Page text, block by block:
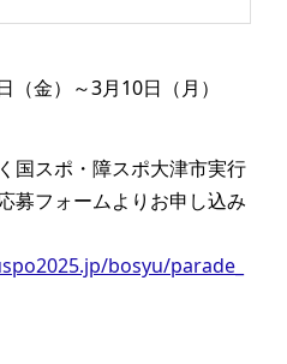
（金）～3月10日（月）
国スポ・障スポ大津市実行
募フォームよりお申し込み
bosyu/parade_